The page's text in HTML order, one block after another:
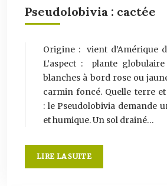
Pseudolobivia : cactée
Origine : vient d’Amérique
L’aspect : plante
blanches à bord rose ou
carmin foncé. Quelle terre
: le Pseudolobivia demande
et humique. Un sol drainé…
LIRE LA SUITE